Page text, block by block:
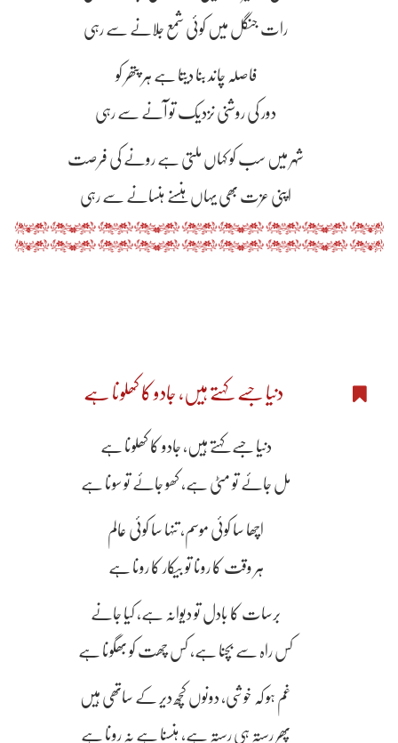
رات جنگل میں کوئی شمع جلانے سے رہی
فاصلہ چاند بنا دیتا ہے ہر پتھر کو
دور کی روشنی نزدیک تو آنے سے رہی
شہر میں سب کو کہاں ملتی ہے رونے کی فرصت
اپنی عزت بھی یہاں ہنسنے ہنسانے سے رہی
دنیا جسے کہتے ہیں، جادو کا کھلونا ہے
دنیا جسے کہتے ہیں، جادو کا کھلونا ہے
مل جائے تو مٹی ہے، کھو جائے تو سونا ہے
اچھا سا کوئی موسم، تنہا سا کوئی عالم
ہر وقت کا رونا تو بیکار کا رونا ہے
برسات کا بادل تو دیوانہ ہے، کیا جانے
کس راہ سے بچنا ہے، کس چھت کو بھگونا ہے
غم ہو کہ خوشی، دونوں کچھ دیر کے ساتھی ہیں
پھر رستہ ہی رستہ ہے، ہنسنا ہے نہ رونا ہے